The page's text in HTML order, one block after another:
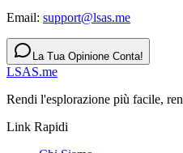
Email: support@lsas.me
La Tua Opinione Conta!
LSAS.me
Rendi l'esplorazione più facile,
Link Rapidi